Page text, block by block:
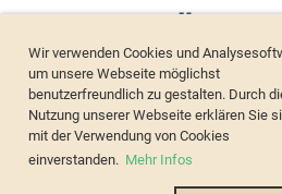
Wir verwenden Cookies und
um unsere Webseite möglichst
benutzerfreundlich zu gestalten. Durch
Nutzung unserer Webseite erklären Sie
mit der Verwendung von Cookies
einverstanden. Mehr Infos
Verband
Forellenzüchter